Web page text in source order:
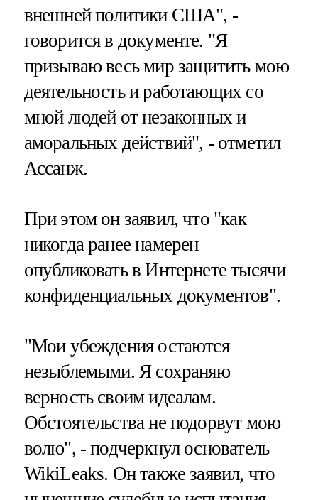
внешней политики США", -
говорится в документе. "Я
призываю весь мир защитить мою
деятельность и работающих со
мной людей от незаконных и
аморальных действий", - отметил
Ассанж.
При этом он заявил, что "как
никогда ранее намерен
опубликовать в Интернете тысячи
конфиденциальных документов".
"Мои убеждения остаются
незыблемыми. Я сохраняю
верность своим идеалам.
Обстоятельства не подорвут мою
волю", - подчеркнул основатель
WikiLeaks. Он также заявил, что